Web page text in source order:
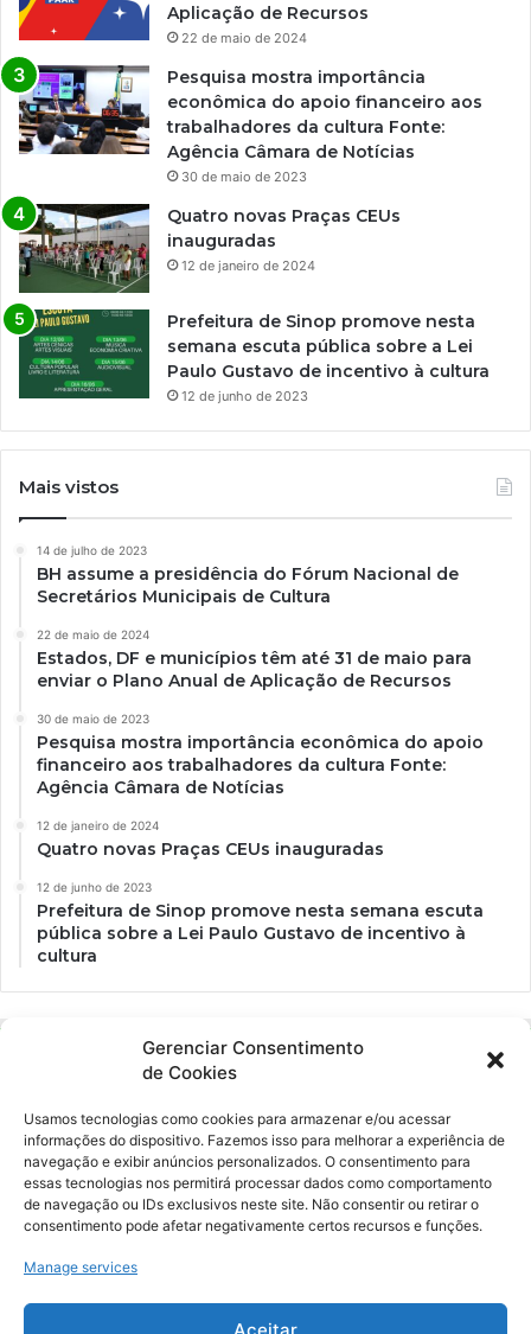
Gerenciar Consentimento
de Cookies
Usamos tecnologias como cookies para armazenar e/ou acessar
informações do dispositivo. Fazemos isso para melhorar a experiência de
navegação e exibir anúncios personalizados. O consentimento para
essas tecnologias nos permitirá processar dados como comportamento
de navegação ou IDs exclusivos neste site. Não consentir ou retirar o
consentimento pode afetar negativamente certos recursos e funções.
Manage services
Aceitar
Aplicação de Recursos
22 de maio de 2024
Pesquisa mostra importância
econômica do apoio financeiro aos
trabalhadores da cultura Fonte:
Agência Câmara de Notícias
30 de maio de 2023
Quatro novas Praças CEUs
inauguradas
12 de janeiro de 2024
Prefeitura de Sinop promove nesta
semana escuta pública sobre a Lei
Paulo Gustavo de incentivo à cultura
12 de junho de 2023
Mais vistos
14 de julho de 2023
BH assume a presidência do Fórum Nacional de
Secretários Municipais de Cultura
22 de maio de 2024
Estados, DF e municípios têm até 31 de maio para
enviar o Plano Anual de Aplicação de Recursos
30 de maio de 2023
Pesquisa mostra importância econômica do apoio
financeiro aos trabalhadores da cultura Fonte:
Agência Câmara de Notícias
12 de janeiro de 2024
Quatro novas Praças CEUs inauguradas
12 de junho de 2023
Prefeitura de Sinop promove nesta semana escuta
pública sobre a Lei Paulo Gustavo de incentivo à
cultura
Ockara é uma plataforma multicultural e criativa. Nossa proposta é
oferecer o máximo de ferramentas para realizadores e
gerenciadores de espaços criativos e culturais.